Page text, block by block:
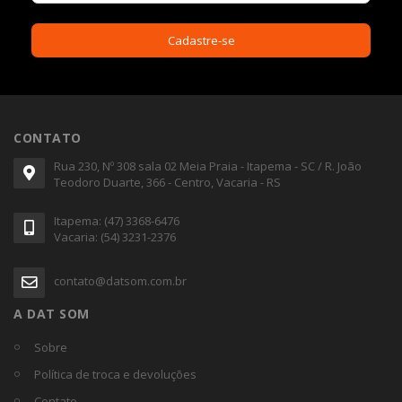
CONTATO
Rua 230, Nº 308 sala 02 Meia Praia - Itapema - SC / R. João
Teodoro Duarte, 366 - Centro, Vacaria - RS
Itapema: (47) 3368-6476
Vacaria: (54) 3231-2376
contato@datsom.com.br
A DAT SOM
Sobre
Política de troca e devoluções